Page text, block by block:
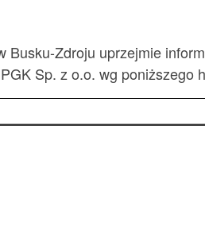
Zdroju uprzejmie
Sp. z o.o. wg poniższego